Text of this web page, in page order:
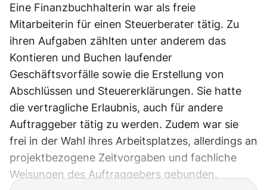
Eine Finanzbuchhalterin war als freie
Mitarbeiterin für einen Steuerberater tätig. Zu
ihren Aufgaben zählten unter anderem das
Kontieren und Buchen laufender
Geschäftsvorfälle sowie die Erstellung von
Abschlüssen und Steuererklärungen. Sie hatte
die vertragliche Erlaubnis, auch für andere
Auftraggeber tätig zu werden. Zudem war sie
frei in der Wahl ihres Arbeitsplatzes, allerdings an
projektbezogene Zeitvorgaben und fachliche
Weisungen des Auftraggebers gebunden.